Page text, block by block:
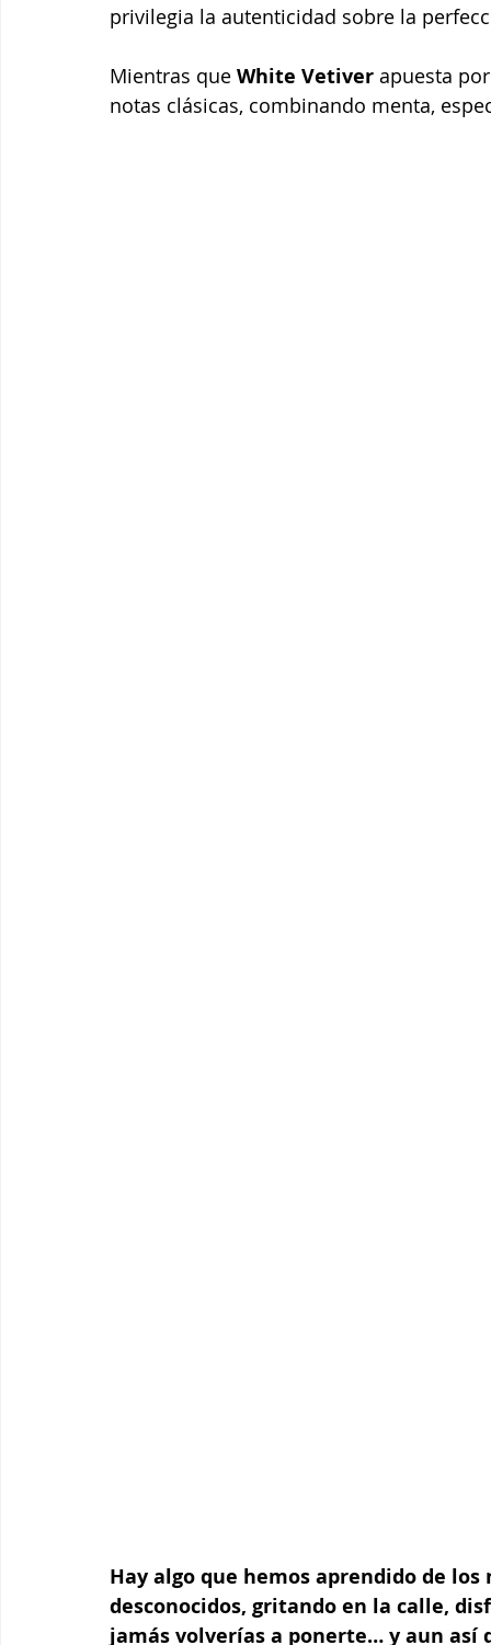
privilegia la autenticidad sobre la
Mientras que White Vetiver apuesta
notas clásicas, combinando menta,
Hay algo que hemos aprendido de
desconocidos, gritando en la calle,
jamás volverías a ponerte… y aun